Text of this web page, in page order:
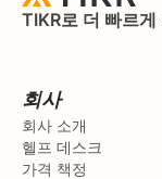
TIKR로 더 빠르
회사
회사 소개
헬프 데스크
가격 책정